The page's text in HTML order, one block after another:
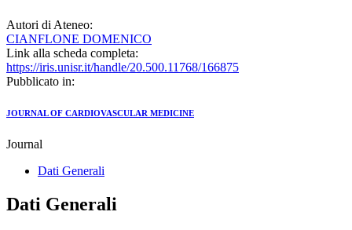
Autori di Ateneo:
CIANFLONE DOMENICO
Link alla scheda completa:
https://iris.unisr.it/handle/20.500.11768/166875
Pubblicato in:
JOURNAL OF CARDIOVASCULAR MEDICINE
Journal
Dati Generali
Dati Generali